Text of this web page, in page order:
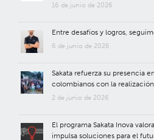
16 de junio de 2026
Entre desafíos y logros,
6 de junio de 2026
Sakata refuerza su presencia
colombianos con la
2 de junio de 2026
El programa Sakata Inova
impulsa soluciones para el